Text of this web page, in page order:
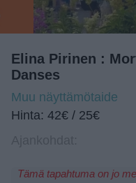
Elina Pirinen :
Danses
Muu näyttämötaide
Hinta: 42€ / 25€
Tämä tapahtuma on jo